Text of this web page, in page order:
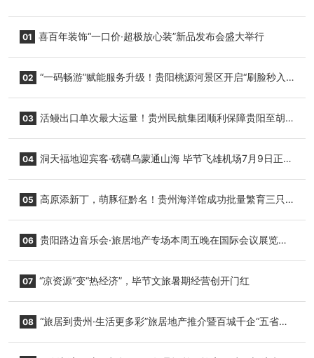
01 喜百年装饰“一口价·超极放心装”新品发布会盛大举行
02 “一码畅游”赋能服务升级！贵阳桃源河景区开启“刷脸秒入
03 活鳗出口单次最大运量！贵州民航集团顺利保障贵阳至胡
04 洞天福地迎宾客·磅礴乌蒙通山海 毕节飞雄机场7月9日正式
05 高原添新丁，萌豚征黔名！贵州海洋馆成功批量繁育三只
06 贵阳路边音乐会·旅居地产专场本周五晚在国际会议展览中
07 “凉资源”变“热经济”，毕节文旅暑期经营创开门红
08 “旅居到贵州·生活更多彩”旅居地产推介暨百城千企“五省